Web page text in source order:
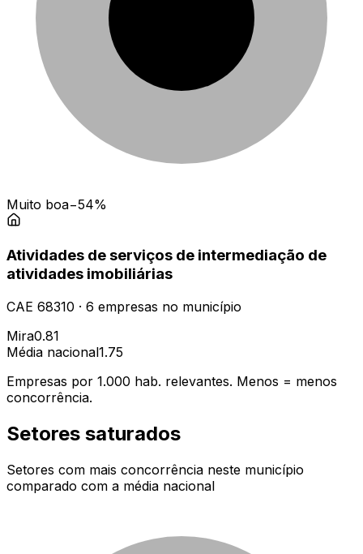
Muito boa−54%
Atividades de serviços de intermediação de
atividades imobiliárias
CAE 68310 · 6 empresas no município
Mira0.81
Média nacional1.75
Empresas por 1.000 hab. relevantes. Menos = menos
concorrência.
Setores saturados
Setores com mais concorrência neste município
comparado com a média nacional